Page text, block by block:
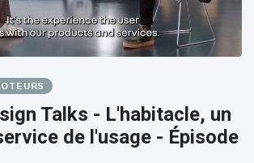
Talks - L'habitacle, un
de l'usage - Épisode